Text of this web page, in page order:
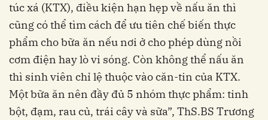
túc xá (KTX), điều kiện hạn hẹp về nấu ăn thì
cũng có thể tìm cách để ưu tiên chế biến thực
phẩm cho bữa ăn nếu nơi ở cho phép dùng nồi
cơm điện hay lò vi sóng. Còn không thể nấu ăn
thì sinh viên chỉ lệ thuộc vào căn-tin của KTX.
Một bữa ăn nên đầy đủ 5 nhóm thực phẩm: tinh
bột, đạm, rau củ, trái cây và sữa”, ThS.BS Trương